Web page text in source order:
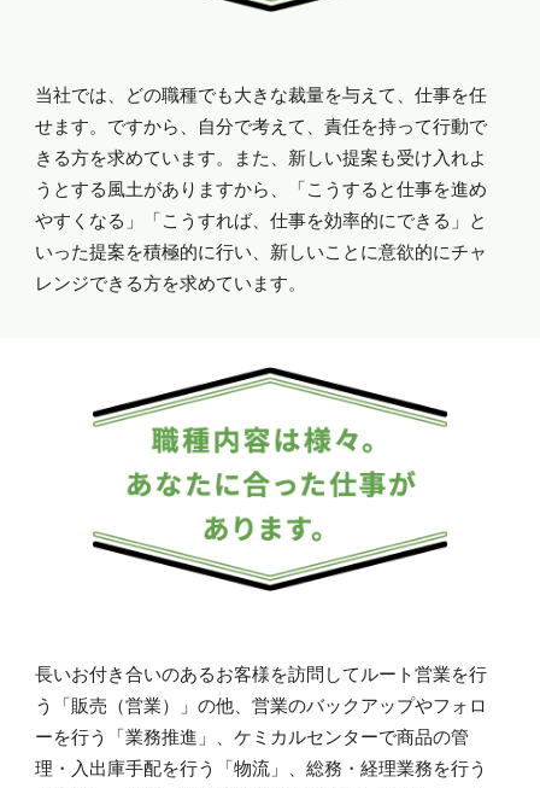
当社では、どの職種でも大きな裁量を与えて、仕事を任
せます。ですから、自分で考えて、責任を持って行動で
きる方を求めています。また、新しい提案も受け入れよ
うとする風土がありますから、「こうすると仕事を進め
やすくなる」「こうすれば、仕事を効率的にできる」と
いった提案を積極的に行い、新しいことに意欲的にチャ
レンジできる方を求めています。
長いお付き合いのあるお客様を訪問してルート営業を行
う「販売（営業）」の他、営業のバックアップやフォロ
ーを行う「業務推進」、ケミカルセンターで商品の管
理・入出庫手配を行う「物流」、総務・経理業務を行う